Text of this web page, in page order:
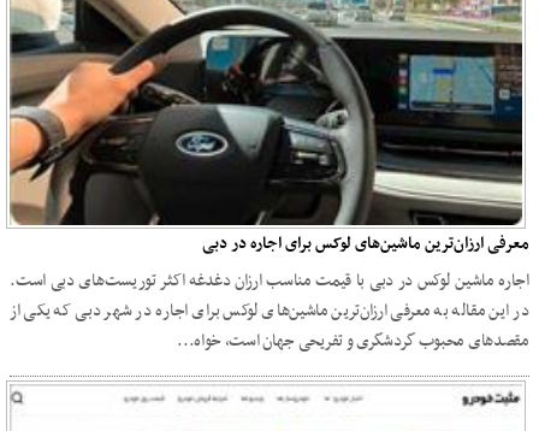
معرفی ارزان‌ترین ماشین‌های لوکس برای اجاره در دبی
اجاره ماشین لوکس در دبی با قیمت مناسب ارزان دغدغه اکثر توریست‌های دبی است.
در این مقاله به معرفی ارزان‌ترین ماشین‌های لوکس برای اجاره در شهر دبی که یکی از
مقصدهای محبوب گردشگری و تفریحی جهان است، خواه...